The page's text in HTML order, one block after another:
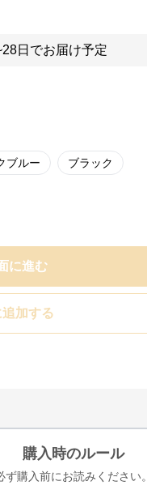
日でお届け予定
ブルー ブラック
に進む
加する
購入時のルール
ず購入前にお読みください。